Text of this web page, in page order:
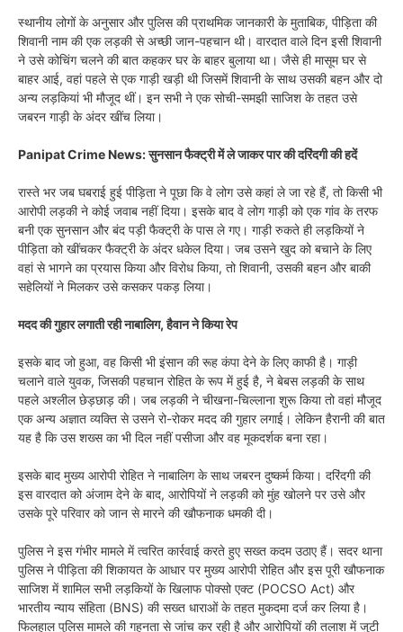
स्थानीय लोगों के अनुसार और पुलिस की प्राथमिक जानकारी के मुताबिक, पीड़िता की
शिवानी नाम की एक लड़की से अच्छी जान-पहचान थी। वारदात वाले दिन इसी शिवानी
ने उसे कोचिंग चलने की बात कहकर घर के बाहर बुलाया था। जैसे ही मासूम घर से
बाहर आई, वहां पहले से एक गाड़ी खड़ी थी जिसमें शिवानी के साथ उसकी बहन और दो
अन्य लड़कियां भी मौजूद थीं। इन सभी ने एक सोची-समझी साजिश के तहत उसे
जबरन गाड़ी के अंदर खींच लिया।
Panipat Crime News: सुनसान फैक्ट्री में ले जाकर पार की दरिंदगी की हदें
रास्ते भर जब घबराई हुई पीड़िता ने पूछा कि वे लोग उसे कहां ले जा रहे हैं, तो किसी भी
आरोपी लड़की ने कोई जवाब नहीं दिया। इसके बाद वे लोग गाड़ी को एक गांव के तरफ
बनी एक सुनसान और बंद पड़ी फैक्ट्री के पास ले गए। गाड़ी रुकते ही लड़कियों ने
पीड़िता को खींचकर फैक्ट्री के अंदर धकेल दिया। जब उसने खुद को बचाने के लिए
वहां से भागने का प्रयास किया और विरोध किया, तो शिवानी, उसकी बहन और बाकी
सहेलियों ने मिलकर उसे कसकर पकड़ लिया।
मदद की गुहार लगाती रही नाबालिग, हैवान ने किया रेप
इसके बाद जो हुआ, वह किसी भी इंसान की रूह कंपा देने के लिए काफी है। गाड़ी
चलाने वाले युवक, जिसकी पहचान रोहित के रूप में हुई है, ने बेबस लड़की के साथ
पहले अश्लील छेड़छाड़ की। जब लड़की ने चीखना-चिल्लाना शुरू किया तो वहां मौजूद
एक अन्य अज्ञात व्यक्ति से उसने रो-रोकर मदद की गुहार लगाई। लेकिन हैरानी की बात
यह है कि उस शख्स का भी दिल नहीं पसीजा और वह मूकदर्शक बना रहा।
इसके बाद मुख्य आरोपी रोहित ने नाबालिग के साथ जबरन दुष्कर्म किया। दरिंदगी की
इस वारदात को अंजाम देने के बाद, आरोपियों ने लड़की को मुंह खोलने पर उसे और
उसके पूरे परिवार को जान से मारने की खौफनाक धमकी दी।
पुलिस ने इस गंभीर मामले में त्वरित कार्रवाई करते हुए सख्त कदम उठाए हैं। सदर थाना
पुलिस ने पीड़िता की शिकायत के आधार पर मुख्य आरोपी रोहित और इस पूरी खौफनाक
साजिश में शामिल सभी लड़कियों के खिलाफ पोक्सो एक्ट (POCSO Act) और
भारतीय न्याय संहिता (BNS) की सख्त धाराओं के तहत मुकदमा दर्ज कर लिया है।
फिलहाल पुलिस मामले की गहनता से जांच कर रही है और आरोपियों की तलाश में जुटी